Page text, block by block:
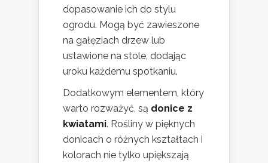
dopasowanie ich do stylu
ogrodu. Mogą być zawieszone
na gałęziach drzew lub
ustawione na stole, dodając
uroku każdemu spotkaniu.
Dodatkowym elementem, który
warto rozważyć, są donice z
kwiatami. Rośliny w pięknych
donicach o różnych kształtach i
kolorach nie tylko upiększają